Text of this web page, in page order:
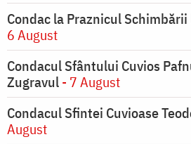
Condac la Praznicul
6 August
Condacul Sfântului Cuvios
Zugravul- 7 August
Condacul Sfintei Cuvioase
August